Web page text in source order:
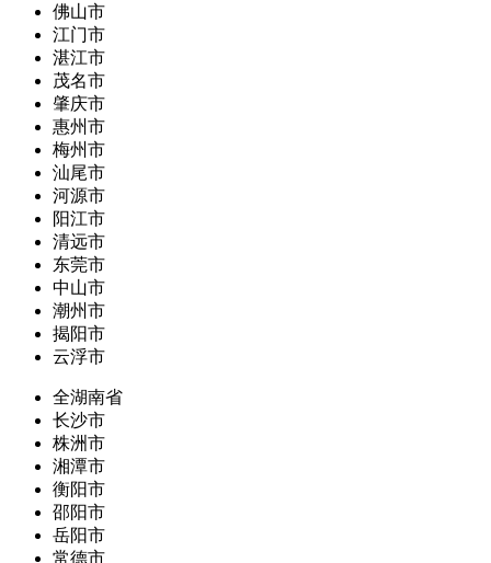
佛山市
江门市
湛江市
茂名市
肇庆市
惠州市
梅州市
汕尾市
河源市
阳江市
清远市
东莞市
中山市
潮州市
揭阳市
云浮市
全湖南省
长沙市
株洲市
湘潭市
衡阳市
邵阳市
岳阳市
常德市